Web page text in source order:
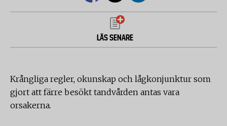
LÄS SENARE
Krångliga regler, okunskap och lågkonjunktur som
gjort att färre besökt tandvården antas vara
orsakerna.